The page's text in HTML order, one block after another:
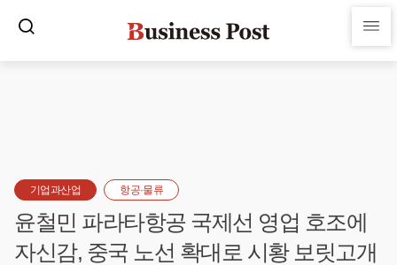
기업과산업 항공·물류
윤철민 파라타항공 국제선 영업 호조에
자신감, 중국 노선 확대로 시황 보릿고개